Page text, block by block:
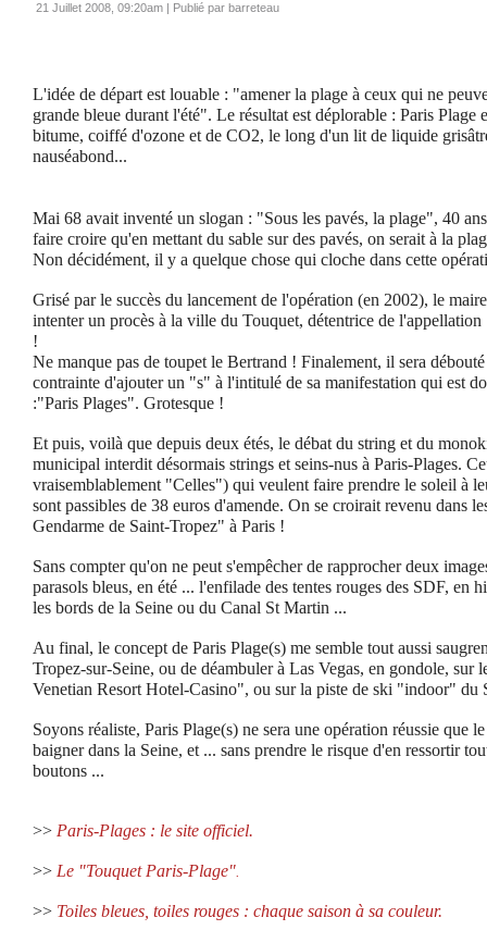
21 Juillet 2008, 09:20am | Publié par barreteau
L'idée de départ est louable : "amener la plage à ceux qui ne
grande bleue durant l'été". Le résultat est déplorable : Paris Plage
bitume, coiffé d'ozone et de CO2, le long d'un lit de liquide
nauséabond...
Mai 68 avait inventé un slogan : "Sous les pavés, la plage", 40
faire croire qu'en mettant du sable sur des pavés, on serait à la
Non décidément, il y a quelque chose qui cloche dans cette
Grisé par le succès du lancement de l'opération (en 2002), le
intenter un procès à la ville du Touquet, détentrice de
!
Ne manque pas de toupet le Bertrand ! Finalement, il sera
contrainte d'ajouter un "s" à l'intitulé de sa manifestation qui est
:"Paris Plages". Grotesque !
Et puis, voilà que depuis deux étés, le débat du string et du
municipal interdit désormais strings et seins-nus à Paris-Plages.
vraisemblablement "Celles") qui veulent faire prendre le soleil à
sont passibles de 38 euros d'amende. On se croirait revenu dans
Gendarme de Saint-Tropez" à Paris !
Sans compter qu'on ne peut s'empêcher de rapprocher deux
parasols bleus, en été ... l'enfilade des tentes rouges des SDF, en
les bords de la Seine ou du Canal St Martin ...
Au final, le concept de Paris Plage(s) me semble tout aussi
Tropez-sur-Seine, ou de déambuler à Las Vegas, en gondole, sur
Venetian Resort Hotel-Casino", ou sur la piste de ski "indoor" du
Soyons réaliste, Paris Plage(s) ne sera une opération réussie que
baigner dans la Seine, et ... sans prendre le risque d'en ressortir
boutons ...
>> Paris-Plages : le site officiel.
>> Le "Touquet Paris-Plage".
>> Toiles bleues, toiles rouges : chaque saison à sa couleur.